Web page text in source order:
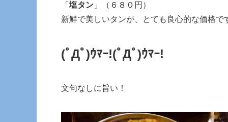
「 塩タン 」（６８０円）
新鮮で美しいタンが、とても良心的な価格で
(ﾟДﾟ)ｳﾏｰ!(ﾟДﾟ)ｳﾏｰ!
文句なしに旨い！